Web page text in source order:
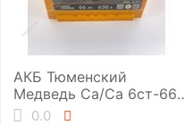
АКБ Тюменский
Медведь Ca/Ca 6ст-66.1
(L2/630EN)
0.0